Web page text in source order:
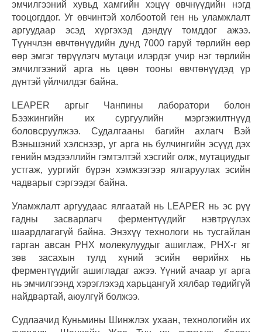
эмчилгээний хувьд хамгийн хэцүү өвчнүүдийн нэгд
тооцогддог. Уг өвчинтэй холбоотой ген нь уламжлалт
аргуудаар эсэд хүргэхэд дэндүү томддог ажээ.
Түүнчлэн өвчтөнүүдийн дунд 7000 гаруй төрлийн өөр
өөр эмгэг төрүүлэгч мутаци илэрдэг учир нэг төрлийн
эмчилгээний арга нь цөөн тооны өвчтөнүүдэд үр
дүнтэй үйлчилдэг байна.
LEAPER аргыг Чанпины лаборатори болон
Бээжингийн их сургуулийн мэргэжилтнүүд
боловсруулжээ. Судалгааны багийн ахлагч Вэй
Вэньшэний хэлснээр, уг арга нь булчингийн эсүүд дэх
генийн мэдээллийн гэмтэлтэй хэсгийг олж, мутациудыг
устгаж, уургийг бүрэн хэмжээгээр ялгаруулах эсийн
чадварыг сэргээдэг байна.
Уламжлалт аргуудаас ялгаатай нь LEAPER нь эс рүү
гадны засварлагч ферментүүдийг нэвтрүүлэх
шаардлагагүй байна. Энэхүү технологи нь тусгайлан
гарган авсан РНХ молекулуудыг ашиглаж, РНХ-г яг
зөв засахын тулд хүний эсийн өөрийнх нь
ферментүүдийг ашигладаг ажээ. Үүний ачаар уг арга
нь эмчилгээнд хэрэглэхэд харьцангуй хялбар төдийгүй
найдвартай, аюулгүй болжээ.
Судлаачид Куньмины Шинжлэх ухаан, технологийн их